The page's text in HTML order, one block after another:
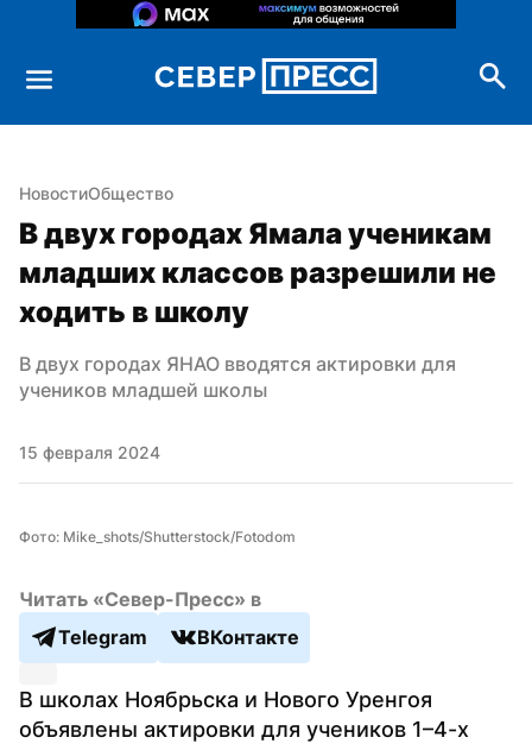
НовостиОбщество
В двух городах Ямала ученикам
младших классов разрешили не
ходить в школу
В двух городах ЯНАО вводятся актировки для
учеников младшей школы
15 февраля 2024
Фото: Mike_shots/Shutterstock/Fotodom
Читать «Север-Пресс» в
Telegram
ВКонтакте
В школах Ноябрьска и Нового Уренгоя
объявлены актировки для учеников 1–4-х